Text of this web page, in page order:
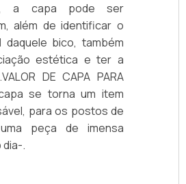
a capa pode ser
além de identificar o
bico, também
estética e ter a
DE CAPA PARA
se torna um item
para os postos de
peça de imensa
dia-.